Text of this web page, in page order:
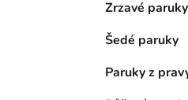
Zrzavé paruky
Šedé paruky
Paruky z